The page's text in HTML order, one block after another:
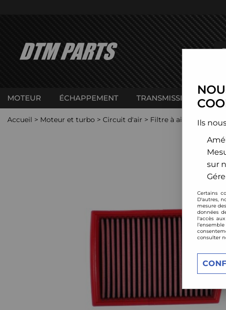
MOTEUR ÉCHAPPEMENT TRANSMISSION
Accueil > Moteur et turbo > Circuit d'air > Filtre à air sport >
Ils
sur
Certains
D'autres,
mesure
données
l'accès
consulter